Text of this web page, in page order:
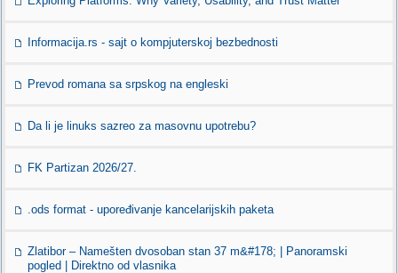
Informacija.rs - sajt o kompjuterskoj bezbednosti
Prevod romana sa srpskog na engleski
Da li je linuks sazreo za masovnu upotrebu?
FK Partizan 2026/27.
.ods format - upoređivanje kancelarijskih paketa
Zlatibor – Namešten dvosoban stan 37 m&#178; | Panoramski
pogled | Direktno od vlasnika